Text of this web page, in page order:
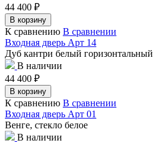
44 400 ₽
В корзину
К сравнению В сравнении
Входная дверь Арт 14
Дуб кантри белый горизонтальный
В наличии
44 400 ₽
В корзину
К сравнению В сравнении
Входная дверь Арт 01
Венге, стекло белое
В наличии